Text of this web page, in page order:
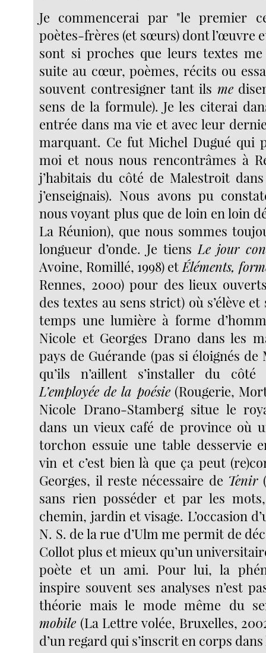
Je commencerai par "le premier
poètes-frères (et sœurs) dont l’œuvre
sont si proches que leurs textes
suite au cœur, poèmes, récits ou
souvent contresigner tant ils me
sens de la formule). Je les citerai
entrée dans ma vie et avec leur
marquant. Ce fut Michel Dugué qui
moi et nous nous rencontrâmes à
j’habitais du côté de Malestroit
j’enseignais). Nous avons pu
nous voyant plus que de loin en loin
La Réunion), que nous sommes
longueur d’onde. Je tiens Le jour
Avoine, Romillé, 1998) et Éléments,
Rennes, 2000) pour des lieux
des textes au sens strict) où s’élève et
temps une lumière à forme
Nicole et Georges Drano dans les
pays de Guérande (pas si éloignés
qu’ils n’aillent s’installer du
L’employée de la poésie(Rougerie,
Nicole Drano-Stamberg situe le
dans un vieux café de province où
torchon essuie une table desservie
vin et c’est bien là que ça peut
Georges, il reste nécessaire de Tenir
sans rien posséder et par les
chemin, jardin et visage. L’occasion
N. S. de la rue d’Ulm me permit de
Collot plus et mieux qu’un
poète et un ami. Pour lui, la
inspire souvent ses analyses n’est
théorie mais le mode même du
mobile (La Lettre volée, Bruxelles,
d’un regard qui s’inscrit en corps dans